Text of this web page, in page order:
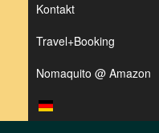
Kontakt
Travel+Booking
Nomaquito @ Amazon